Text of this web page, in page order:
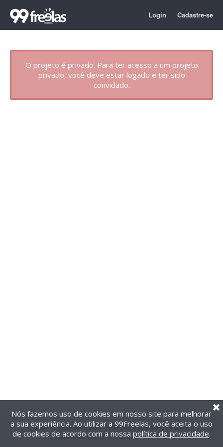
Login Cadastre-se
O projeto é privado. Para ter acesso a um projeto
privado, você deve estar logado e ter sido
convidado.
@2014-2026 99Freelas. Todos os direitos reservados.
Termos de uso| Política de privacidade
Nós fazemos uso de cookies em nosso site para melhorar
a sua experiência. Ao utilizar a 99Freelas, você aceita o uso
de cookies de acordo com a nossa política de privacidade.